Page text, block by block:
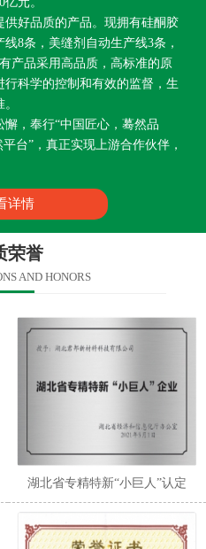
好品质的产品。现拥有硅酮胶
8条，美缝剂自动生产线3条，
产品采用高品质，高标准的原
科学的控制和有效的监督，生
，奉行“中国匠心，蓦然品
台”，真正实现上游合作伙伴，
详情
荣誉
AND HONORS
湖北省专精特新“小巨人”认定